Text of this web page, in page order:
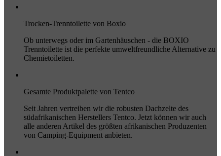
Trocken-Trenntoilette von Boxio
Ob unterwegs oder im Gartenhäuschen - die BOXIO
Trenntoilette ist die perfekte umweltfreundliche Alternative zu
Chemietoiletten.
Gesamte Produktpalette von Tentco
Seit Jahren vertreiben wir die robusten Dachzelte des
südafrikanischen Herstellers Tentco. Jetzt können wir auch
alle anderen Artikel des größten afrikanischen Produzenten
von Camping-Equipment anbieten.